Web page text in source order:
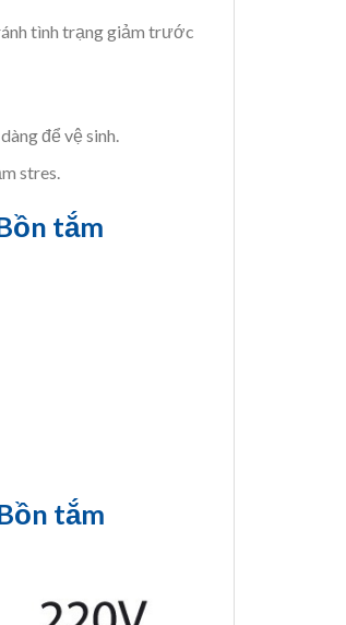
tình trạng giảm trước
để vệ sinh.
stres.
tắm
tắm